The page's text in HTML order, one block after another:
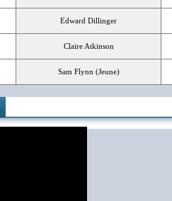
Edward Dillinger
Claire Atkinson
Sam Flynn (Jeune)